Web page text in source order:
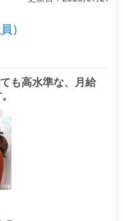
）
も高水準な、月給